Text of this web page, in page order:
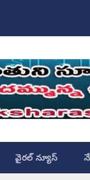
వైరల్ న్యూస్